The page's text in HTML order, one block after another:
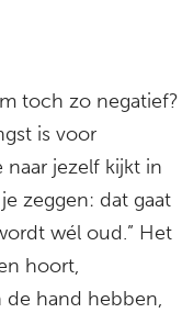
toch zo negatief?
is voor
naar jezelf kijkt in
zeggen: dat gaat
wél oud.” Het
hoort,
hand hebben,